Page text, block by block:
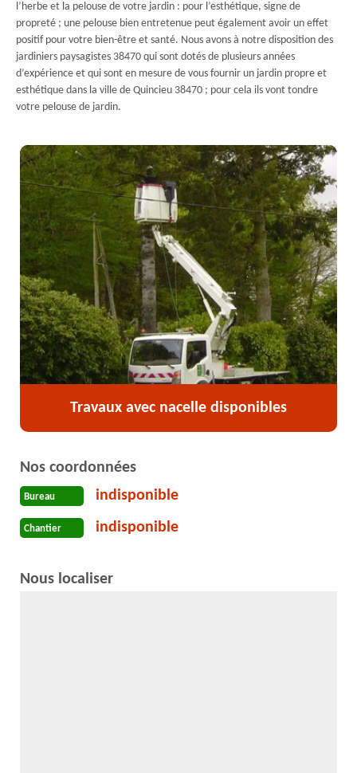
l’herbe et la pelouse de votre jardin : pour l’esthétique, signe de
propreté ; une pelouse bien entretenue peut également avoir un effet
positif pour votre bien-être et santé. Nous avons à notre disposition des
jardiniers paysagistes 38470 qui sont dotés de plusieurs années
d’expérience et qui sont en mesure de vous fournir un jardin propre et
esthétique dans la ville de Quincieu 38470 ; pour cela ils vont tondre
votre pelouse de jardin.
Travaux avec nacelle disponibles
Nos coordonnées
Bureau indisponible
Chantier indisponible
Nous localiser